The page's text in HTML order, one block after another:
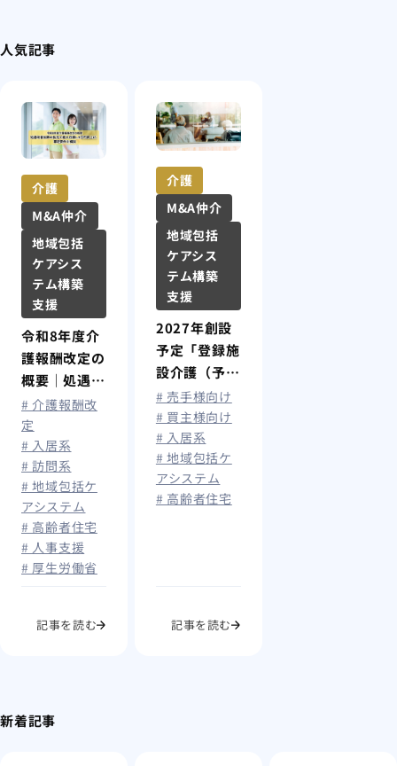
人気記事
介護
M&A仲介
地域包括
ケアシス
テム構築
支援
令和8年度介
護報酬改定の
概要｜処遇改
善加算拡充で
最大月額1.9
万円賃上げ、
算定要件を解
説
# 介護報酬改
定
# 入居系
# 訪問系
# 地域包括ケ
アシステム
# 高齢者住宅
# 人事支援
# 厚生労働省
記事を読む
介護
M&A仲介
地域包括
ケアシス
テム構築
支援
2027年創設
予定「登録施
設介護（予
防）支援」と
は？住宅型有
料老人ホーム
の今後と影響
も解説
# 売手様向け
# 買主様向け
# 入居系
# 地域包括ケ
アシステム
# 高齢者住宅
記事を読む
新着記事